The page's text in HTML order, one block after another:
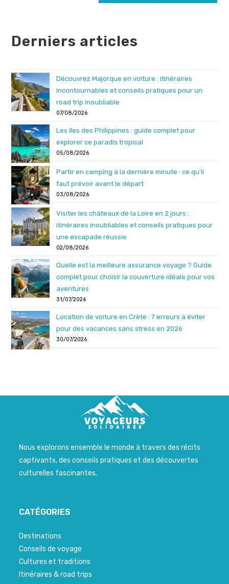
Derniers articles
Découvrez Majorque en voiture : itinéraires
incontournables et conseils pratiques pour un
road trip inoubliable
07/08/2026
Les îles des Philippines : guide complet pour
explorer ce paradis tropical
05/08/2026
Partir en camping à la dernière minute : ce qu’il
faut prévoir avant le départ
03/08/2026
Visiter les châteaux de la Loire en 2 jours :
itinéraires inoubliables et conseils pratiques pour
une escapade réussie
02/08/2026
Quelle est la meilleure assurance voyage ? Guide
complet pour choisir la couverture idéale pour vos
aventures
31/07/2026
Location de voiture en Crète : 7 erreurs à éviter
pour des vacances sans stress en 2026
30/07/2026
Nous explorons ensemble le monde à travers des récits
captivants, des conseils pratiques et des découvertes
culturelles fascinantes.
CATÉGORIES
Destinations
Conseils de voyage
Cultures et traditions
Itinéraires & road trips